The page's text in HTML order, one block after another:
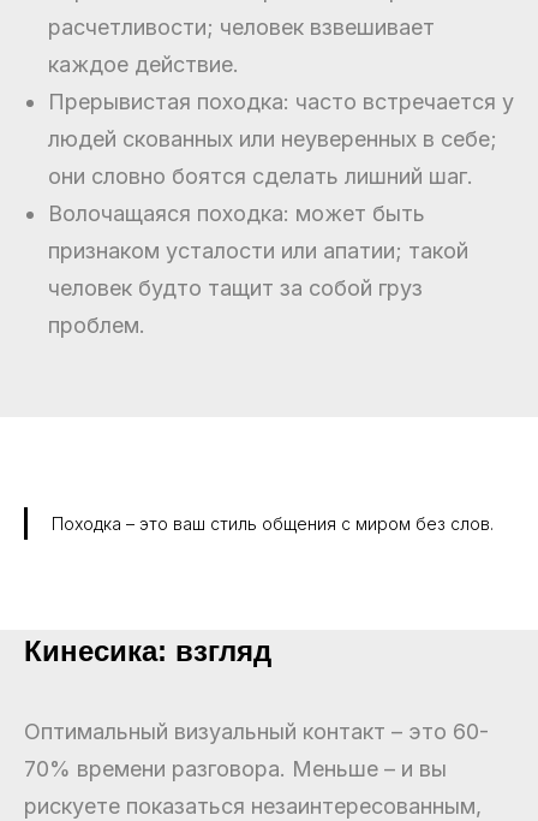
расчетливости; человек взвешивает
каждое действие.
Прерывистая походка: часто встречается у
людей скованных или неуверенных в себе;
они словно боятся сделать лишний шаг.
Волочащаяся походка: может быть
признаком усталости или апатии; такой
человек будто тащит за собой груз
проблем.
Походка – это ваш стиль общения с миром без слов.
Кинесика: взгляд
Оптимальный визуальный контакт – это 60-
70% времени разговора. Меньше – и вы
рискуете показаться незаинтересованным,